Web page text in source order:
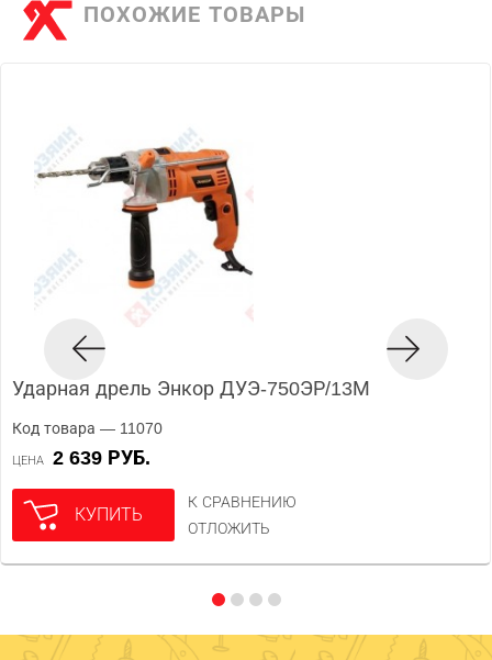
ПОХОЖИЕ ТОВАРЫ
Ударная дрель Энкор ДУЭ-750ЭР/13М
Код товара — 11070
ЦЕНА 2 639 РУБ.
КУПИТЬ
К СРАВНЕНИЮ
ОТЛОЖИТЬ